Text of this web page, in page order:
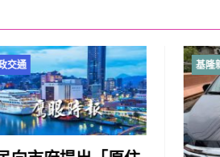
基隆新聞 市政交通